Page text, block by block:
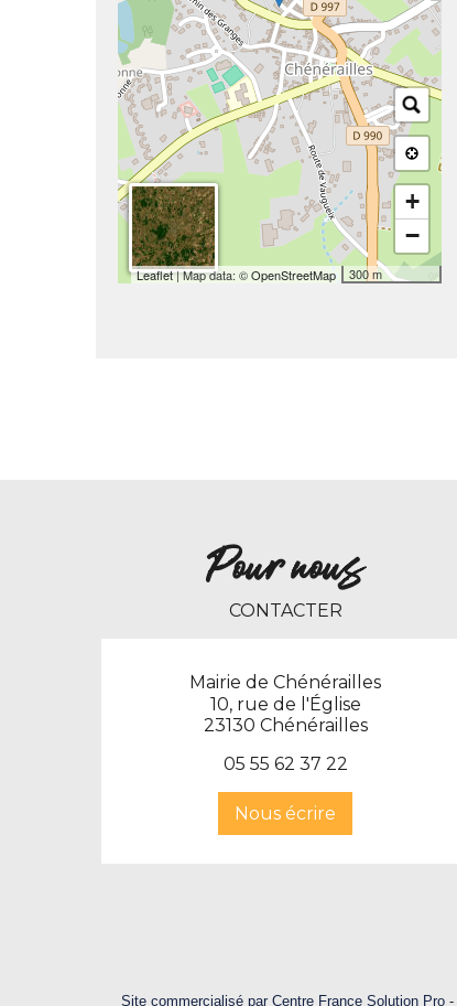
+
−
300 m
Leaflet| Map data: ©OpenStreetMap
Pour nous
CONTACTER
Mairie de Chénérailles
10, rue de l'Église
23130 Chénérailles
05 55 62 37 22
Nous écrire
Site commercialisé par Centre France Solution Pro -